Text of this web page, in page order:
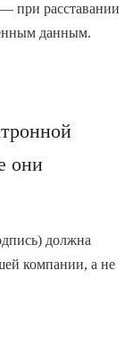
— при расставании
данным.
они
должна
компании, а не